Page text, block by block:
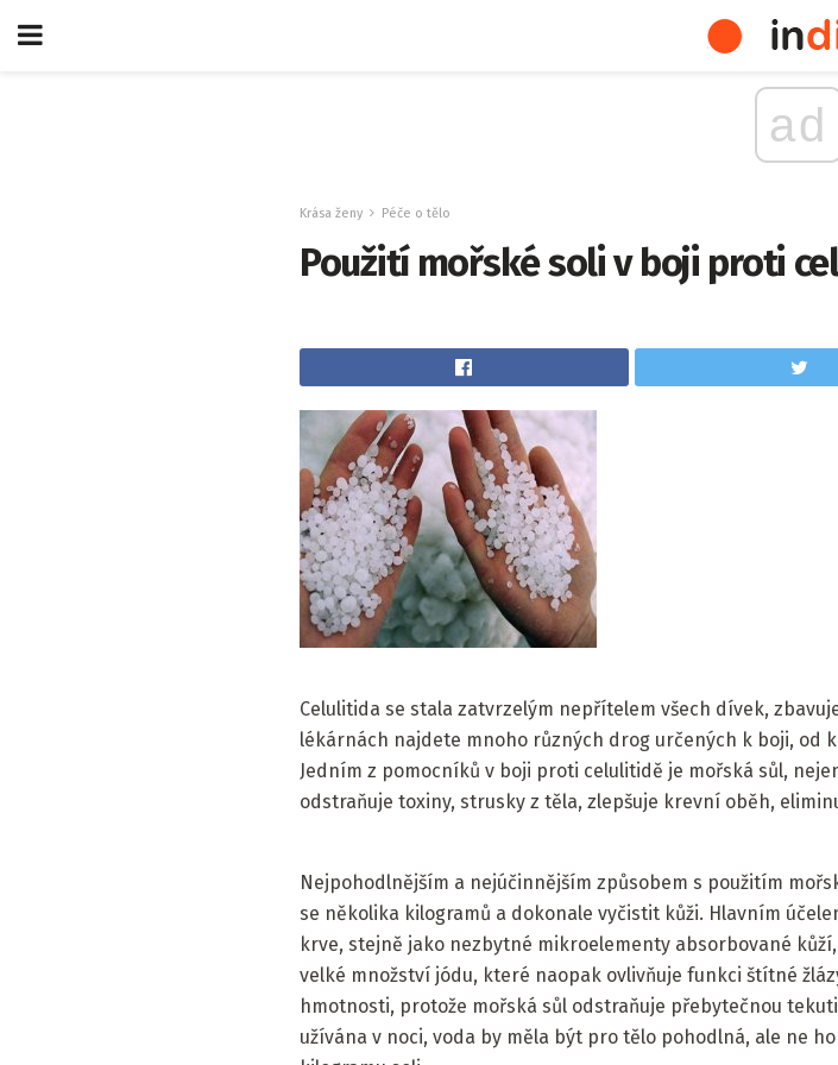
ad
Krása ženy Péče o tělo
Použití mořské soli v boji proti
Celulitida se stala zatvrzelým nepřítelem všech dívek,
lékárnách najdete mnoho různých drog určených k boji, od
Jedním z pomocníků v boji proti celulitidě je mořská sůl,
odstraňuje toxiny, strusky z těla, zlepšuje krevní oběh,
Nejpohodlnějším a nejúčinnějším způsobem s použitím
se několika kilogramů a dokonale vyčistit kůži. Hlavním
krve, stejně jako nezbytné mikroelementy absorbované
velké množství jódu, které naopak ovlivňuje funkci štítné
hmotnosti, protože mořská sůl odstraňuje přebytečnou
užívána v noci, voda by měla být pro tělo pohodlná, ale ne